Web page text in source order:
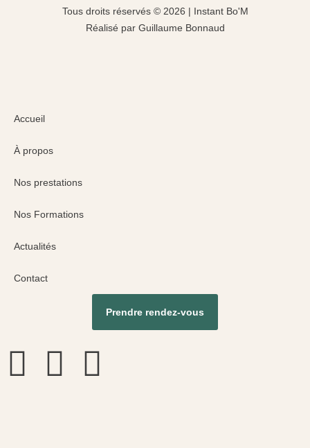
Tous droits réservés © 2026 | Instant Bo'M
Réalisé par Guillaume Bonnaud
Accueil
À propos
Nos prestations
Nos Formations
Actualités
Contact
Prendre rendez-vous